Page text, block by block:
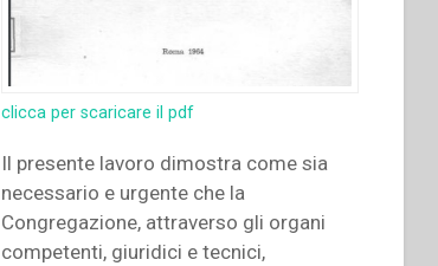
clicca per scaricare il pdf
Il presente lavoro dimostra come sia
necessario e urgente che la
Congregazione, attraverso gli organi
competenti, giuridici e tecnici,